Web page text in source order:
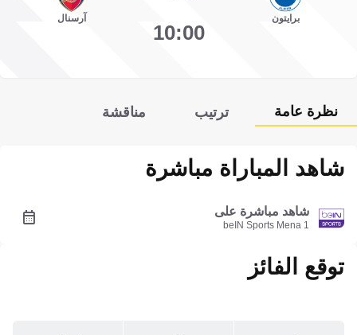
برايتون
10:00
آرسنال
نظرة عامة ترتيب مناقشة
شاهد المباراة مباشرة
شاهد مباشرة على
beIN Sports Mena 1
توقع الفائز